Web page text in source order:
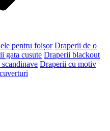
pentru foișor Draperii de o
gata cusute Draperii blackout
Draperii cu motiv